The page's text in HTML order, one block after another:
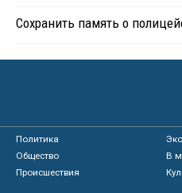
Сохранить память о
Политика
Общество
В
Происшествия